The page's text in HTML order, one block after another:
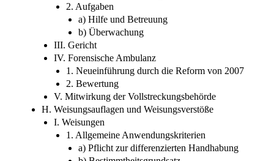
2. Aufgaben
a) Hilfe und Betreuung
b) Überwachung
III. Gericht
IV. Forensische Ambulanz
1. Neueinführung durch die Reform von 2007
2. Bewertung
V. Mitwirkung der Vollstreckungsbehörde
H. Weisungsauflagen und Weisungsverstöße
I. Weisungen
1. Allgemeine Anwendungskriterien
a) Pflicht zur differenzierten Handhabung